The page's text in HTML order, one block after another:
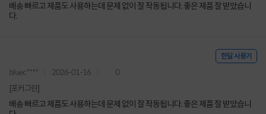
배송 빠르고 제품도 사용하는데 문제 없이 잘 작동됩니다. 좋은 제품 잘 받았습니
다.
한달 사용기
bluec**** 2026-01-16 0
[포커그린]
배송 빠르고 제품도 사용하는데 문제 없이 잘 작동됩니다. 좋은 제품 잘 받았습니